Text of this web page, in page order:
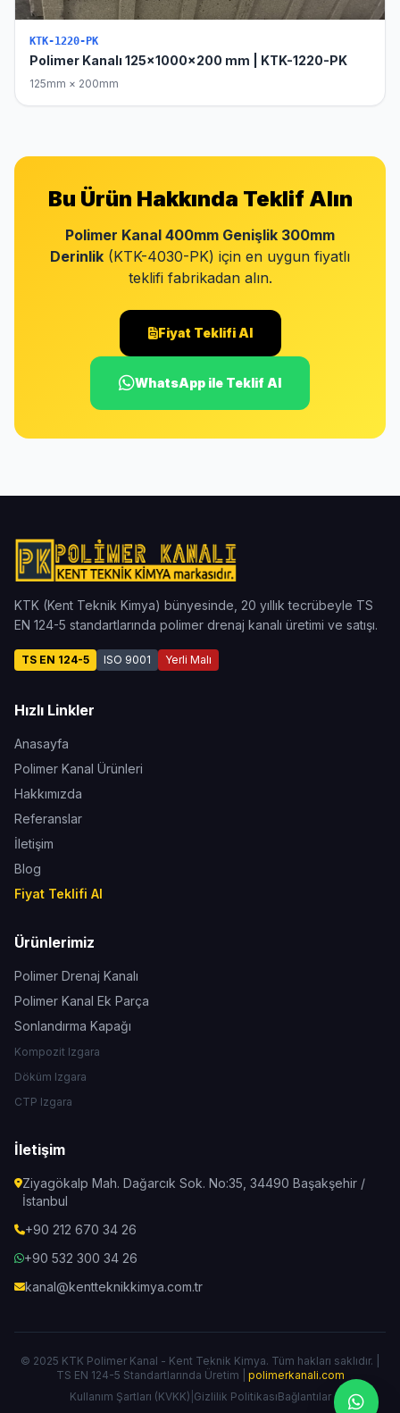
KTK-1220-PK
Polimer Kanalı 125x1000x200 mm | KTK-1220-PK
125mm × 200mm
Bu Ürün Hakkında Teklif Alın
Polimer Kanal 400mm Genişlik 300mm
Derinlik (KTK-4030-PK) için en uygun fiyatlı
teklifi fabrikadan alın.
Fiyat Teklifi Al
WhatsApp ile Teklif Al
KTK (Kent Teknik Kimya) bünyesinde, 20 yıllık tecrübeyle TS
EN 124-5 standartlarında polimer drenaj kanalı üretimi ve satışı.
TS EN 124-5 ISO 9001 Yerli Malı
Hızlı Linkler
Anasayfa
Polimer Kanal Ürünleri
Hakkımızda
Referanslar
İletişim
Blog
Fiyat Teklifi Al
Ürünlerimiz
Polimer Drenaj Kanalı
Polimer Kanal Ek Parça
Sonlandırma Kapağı
Kompozit Izgara
Döküm Izgara
CTP Izgara
İletişim
Ziyagökalp Mah. Dağarcık Sok. No:35, 34490 Başakşehir /
İstanbul
+90 212 670 34 26
+90 532 300 34 26
kanal@kentteknikkimya.com.tr
© 2025 KTK Polimer Kanal - Kent Teknik Kimya. Tüm hakları saklıdır. |
TS EN 124-5 Standartlarında Üretim | polimerkanali.com
Kullanım Şartları (KVKK) Gizlilik PolitikasıBağlantılar